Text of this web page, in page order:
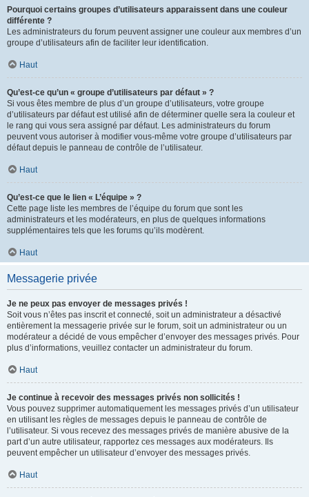
Pourquoi certains groupes d’utilisateurs apparaissent dans une couleur
différente ?
Les administrateurs du forum peuvent assigner une couleur aux membres d’un
groupe d’utilisateurs afin de faciliter leur identification.
Haut
Qu’est-ce qu’un « groupe d’utilisateurs par défaut » ?
Si vous êtes membre de plus d’un groupe d’utilisateurs, votre groupe
d’utilisateurs par défaut est utilisé afin de déterminer quelle sera la couleur et
le rang qui vous sera assigné par défaut. Les administrateurs du forum
peuvent vous autoriser à modifier vous-même votre groupe d’utilisateurs par
défaut depuis le panneau de contrôle de l’utilisateur.
Haut
Qu’est-ce que le lien « L’équipe » ?
Cette page liste les membres de l’équipe du forum que sont les
administrateurs et les modérateurs, en plus de quelques informations
supplémentaires tels que les forums qu’ils modèrent.
Haut
Messagerie privée
Je ne peux pas envoyer de messages privés !
Soit vous n’êtes pas inscrit et connecté, soit un administrateur a désactivé
entièrement la messagerie privée sur le forum, soit un administrateur ou un
modérateur a décidé de vous empêcher d’envoyer des messages privés. Pour
plus d’informations, veuillez contacter un administrateur du forum.
Haut
Je continue à recevoir des messages privés non sollicités !
Vous pouvez supprimer automatiquement les messages privés d’un utilisateur
en utilisant les règles de messages depuis le panneau de contrôle de
l’utilisateur. Si vous recevez des messages privés de manière abusive de la
part d’un autre utilisateur, rapportez ces messages aux modérateurs. Ils
peuvent empêcher un utilisateur d’envoyer des messages privés.
Haut